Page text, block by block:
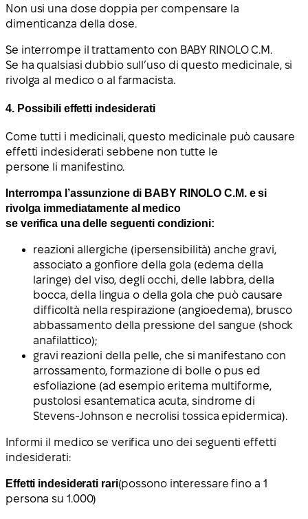
Non usi una dose doppia per compensare la
dimenticanza della dose.
Se interrompe il trattamento con BABY RINOLO C.M.
Se ha qualsiasi dubbio sull’uso di questo medicinale, si
rivolga al medico o al farmacista.
4. Possibili effetti indesiderati
Come tutti i medicinali, questo medicinale può causare
effetti indesiderati sebbene non tutte le
persone li manifestino.
Interrompa l’assunzione di BABY RINOLO C.M. e si
rivolga immediatamente al medico
se verifica una delle seguenti condizioni:
reazioni allergiche (ipersensibilità) anche gravi,
associato a gonfiore della gola (edema della
laringe) del viso, degli occhi, delle labbra, della
bocca, della lingua o della gola che può causare
difficoltà nella respirazione (angioedema), brusco
abbassamento della pressione del sangue (shock
anafilattico);
gravi reazioni della pelle, che si manifestano con
arrossamento, formazione di bolle o pus ed
esfoliazione (ad esempio eritema multiforme,
pustolosi esantematica acuta, sindrome di
Stevens-Johnson e necrolisi tossica epidermica).
Informi il medico se verifica uno dei seguenti effetti
indesiderati:
Effetti indesiderati rari(possono interessare fino a 1
persona su 1.000)